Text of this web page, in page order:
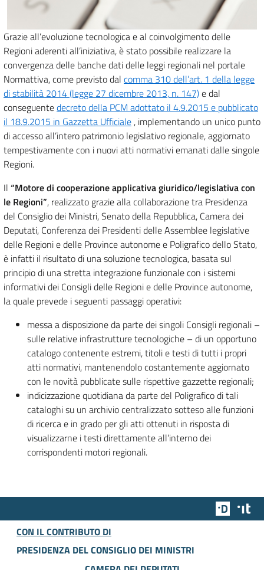
Grazie all’evoluzione tecnologica e al coinvolgimento delle
Regioni aderenti all’iniziativa, è stato possibile realizzare la
convergenza delle banche dati delle leggi regionali nel portale
Normattiva, come previsto dal comma 310 dell’art. 1 della legge
di stabilità 2014 (legge 27 dicembre 2013, n. 147)e dal
conseguentedecreto della PCM adottato il 4.9.2015 e pubblicato
il 18.9.2015 in Gazzetta Ufficiale , implementando un unico punto
di accesso all’intero patrimonio legislativo regionale, aggiornato
tempestivamente con i nuovi atti normativi emanati dalle singole
Regioni.
Il “Motore di cooperazione applicativa giuridico/legislativa con
le Regioni”, realizzato grazie alla collaborazione tra Presidenza
del Consiglio dei Ministri, Senato della Repubblica, Camera dei
Deputati, Conferenza dei Presidenti delle Assemblee legislative
delle Regioni e delle Province autonome e Poligrafico dello Stato,
è infatti il risultato di una soluzione tecnologica, basata sul
principio di una stretta integrazione funzionale con i sistemi
informativi dei Consigli delle Regioni e delle Province autonome,
la quale prevede i seguenti passaggi operativi:
messa a disposizione da parte dei singoli Consigli regionali –
sulle relative infrastrutture tecnologiche – di un opportuno
catalogo contenente estremi, titoli e testi di tutti i propri
atti normativi, mantenendolo costantemente aggiornato
con le novità pubblicate sulle rispettive gazzette regionali;
indicizzazione quotidiana da parte del Poligrafico di tali
cataloghi su un archivio centralizzato sotteso alle funzioni
di ricerca e in grado per gli atti ottenuti in risposta di
visualizzarne i testi direttamente all’interno dei
corrispondenti motori regionali.
Team
CON IL CONTRIBUTO DI
PRESIDENZA DEL CONSIGLIO DEI MINISTRI